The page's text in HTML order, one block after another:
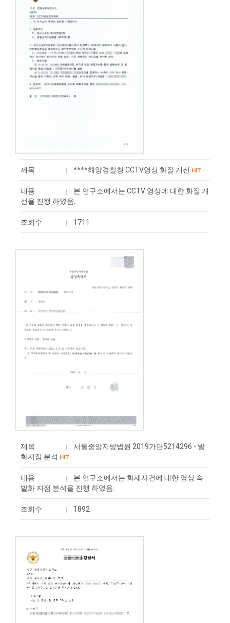
제목 ****해양경찰청 CCTV영상 화질 개선 HIT
내용
본 연구소에서는 CCTV 영상에 대한 화질 개
선을 진행 하였음.
조회수 1711
제목
서울중앙지방법원 2019가단5214296 - 발
화지점 분석 HIT
내용
본 연구소에서는 화재사건에 대한 영상 속
발화 지점 분석을 진행 하였음.
조회수 1892